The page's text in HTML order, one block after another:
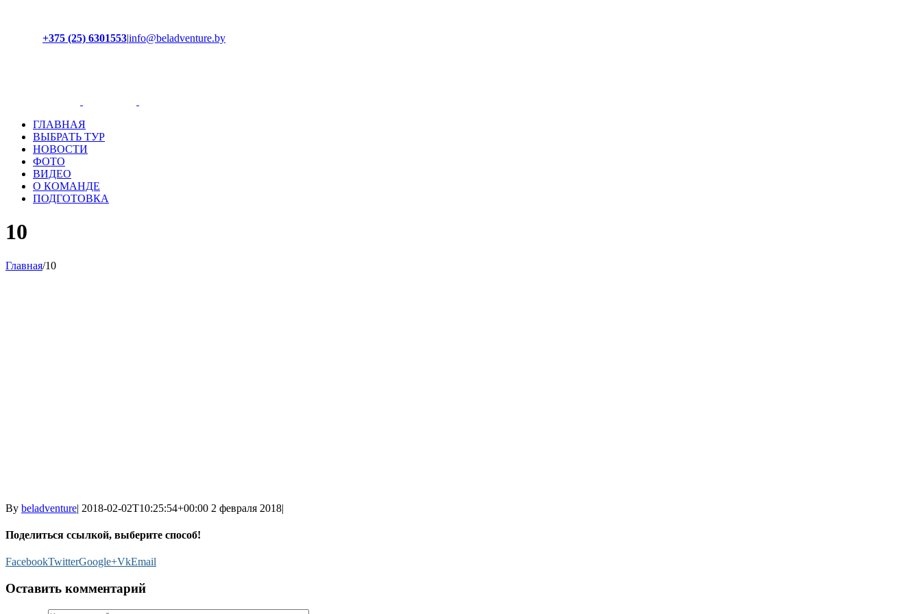
+375 (25) 6301553|info@beladventure.by
ГЛАВНАЯ
ВЫБРАТЬ ТУР
НОВОСТИ
ФОТО
ВИДЕО
О КОМАНДЕ
ПОДГОТОВКА
10
Главная/10
By beladventure| 2018-02-02T10:25:54+00:00 2 февраля 2018|
Поделиться ссылкой, выберите способ!
FacebookTwitterGoogle+VkEmail
Оставить комментарий